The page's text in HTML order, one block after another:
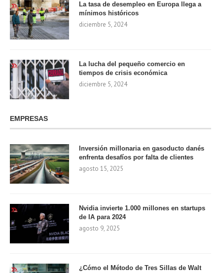
La tasa de desempleo en Europa llega a
mínimos históricos
diciembre 5, 2024
La lucha del pequeño comercio en
tiempos de crisis económica
diciembre 5, 2024
EMPRESAS
Inversión millonaria en gasoducto danés
enfrenta desafíos por falta de clientes
agosto 15, 2025
Nvidia invierte 1.000 millones en startups
de IA para 2024
agosto 9, 2025
¿Cómo el Método de Tres Sillas de Walt